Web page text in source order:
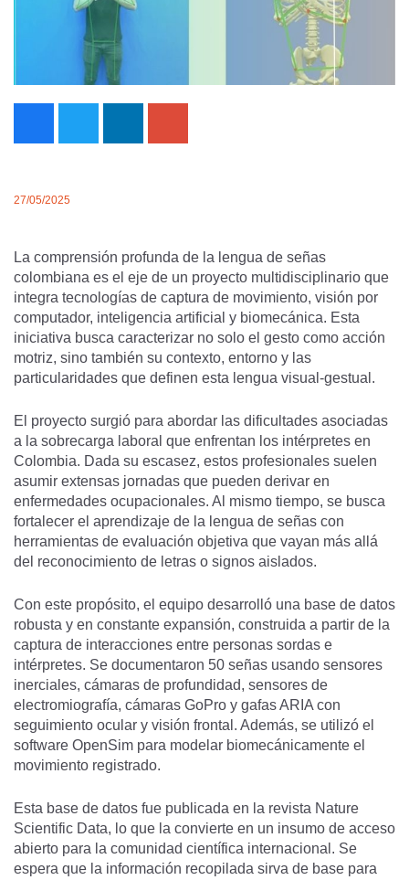
27/05/2025
La comprensión profunda de la lengua de señas
colombiana es el eje de un proyecto multidisciplinario que
integra tecnologías de captura de movimiento, visión por
computador, inteligencia artificial y biomecánica. Esta
iniciativa busca caracterizar no solo el gesto como acción
motriz, sino también su contexto, entorno y las
particularidades que definen esta lengua visual-gestual.
El proyecto surgió para abordar las dificultades asociadas
a la sobrecarga laboral que enfrentan los intérpretes en
Colombia. Dada su escasez, estos profesionales suelen
asumir extensas jornadas que pueden derivar en
enfermedades ocupacionales. Al mismo tiempo, se busca
fortalecer el aprendizaje de la lengua de señas con
herramientas de evaluación objetiva que vayan más allá
del reconocimiento de letras o signos aislados.
Con este propósito, el equipo desarrolló una base de datos
robusta y en constante expansión, construida a partir de la
captura de interacciones entre personas sordas e
intérpretes. Se documentaron 50 señas usando sensores
inerciales, cámaras de profundidad, sensores de
electromiografía, cámaras GoPro y gafas ARIA con
seguimiento ocular y visión frontal. Además, se utilizó el
software OpenSim para modelar biomecánicamente el
movimiento registrado.
Esta base de datos fue publicada en la revista Nature
Scientific Data, lo que la convierte en un insumo de acceso
abierto para la comunidad científica internacional. Se
espera que la información recopilada sirva de base para